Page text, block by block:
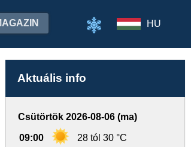
HU
Aktuális info
Csütörtök 2026-08-06 (ma)
09:00 28 tól 30 °C